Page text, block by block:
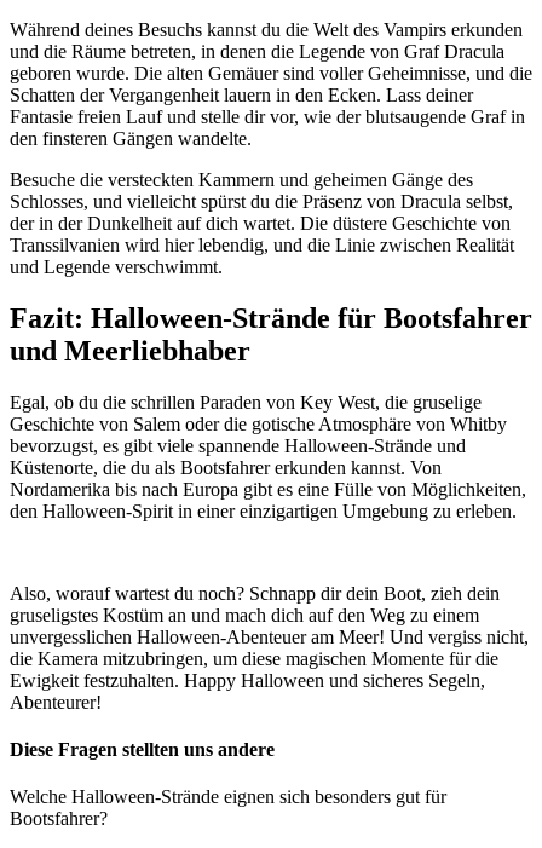
Während deines Besuchs kannst du die Welt des Vampirs erkunden
und die Räume betreten, in denen die Legende von Graf Dracula
geboren wurde. Die alten Gemäuer sind voller Geheimnisse, und die
Schatten der Vergangenheit lauern in den Ecken. Lass deiner
Fantasie freien Lauf und stelle dir vor, wie der blutsaugende Graf in
den finsteren Gängen wandelte.
Besuche die versteckten Kammern und geheimen Gänge des
Schlosses, und vielleicht spürst du die Präsenz von Dracula selbst,
der in der Dunkelheit auf dich wartet. Die düstere Geschichte von
Transsilvanien wird hier lebendig, und die Linie zwischen Realität
und Legende verschwimmt.
Fazit: Halloween-Strände für Bootsfahrer
und Meerliebhaber
Egal, ob du die schrillen Paraden von Key West, die gruselige
Geschichte von Salem oder die gotische Atmosphäre von Whitby
bevorzugst, es gibt viele spannende Halloween-Strände und
Küstenorte, die du als Bootsfahrer erkunden kannst. Von
Nordamerika bis nach Europa gibt es eine Fülle von Möglichkeiten,
den Halloween-Spirit in einer einzigartigen Umgebung zu erleben.
Also, worauf wartest du noch? Schnapp dir dein Boot, zieh dein
gruseligstes Kostüm an und mach dich auf den Weg zu einem
unvergesslichen Halloween-Abenteuer am Meer! Und vergiss nicht,
die Kamera mitzubringen, um diese magischen Momente für die
Ewigkeit festzuhalten. Happy Halloween und sicheres Segeln,
Abenteurer!
Diese Fragen stellten uns andere
Welche Halloween-Strände eignen sich besonders gut für
Bootsfahrer?